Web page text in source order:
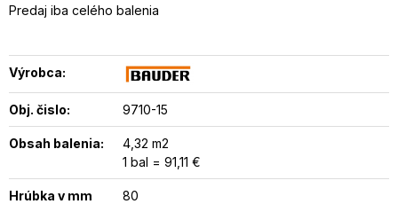
Predaj iba celého balenia
Výrobca:
Obj. čislo: 9710-15
Obsah balenia:
4,32 m2
1 bal = 91,11 €
Hrúbka v mm 80